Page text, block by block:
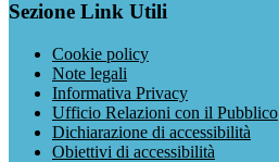
Sezione Link Utili
Cookie policy
Note legali
Informativa Privacy
Ufficio Relazioni con il Pubblico
Dichiarazione di accessibilità
Obiettivi di accessibilità